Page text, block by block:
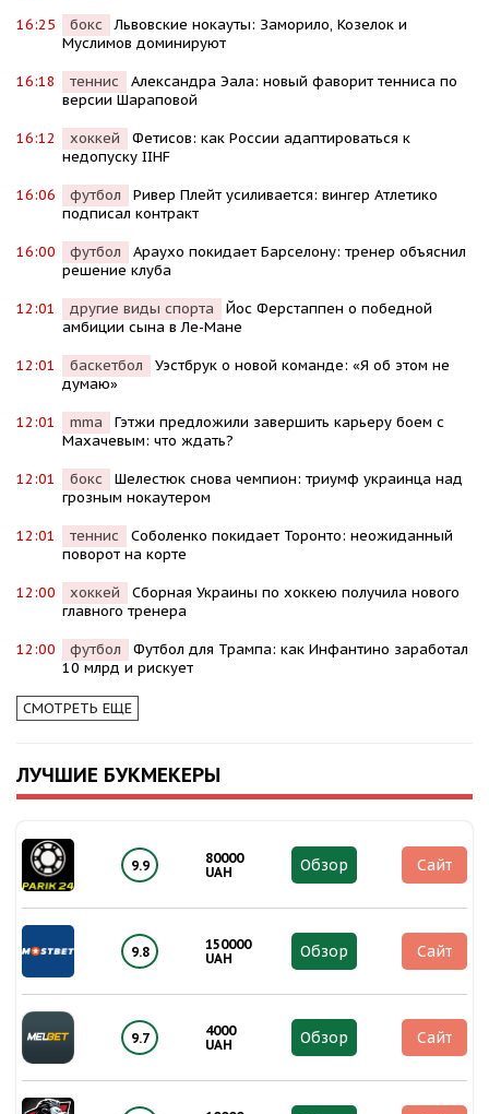
16:25 бокс
Львовские нокауты: Заморило, Козелок и
Муслимов доминируют
16:18 теннис
Александра Эала: новый фаворит тенниса по
версии Шараповой
16:12 хоккей
Фетисов: как России адаптироваться к
недопуску IIHF
16:06 футбол
Ривер Плейт усиливается: вингер Атлетико
подписал контракт
16:00 футбол
Араухо покидает Барселону: тренер объяснил
решение клуба
12:01 другие виды спорта
Йос Ферстаппен о победной
амбиции сына в Ле-Мане
12:01 баскетбол
Уэстбрук о новой команде: «Я об этом не
думаю»
12:01 mma
Гэтжи предложили завершить карьеру боем с
Махачевым: что ждать?
12:01 бокс
Шелестюк снова чемпион: триумф украинца над
грозным нокаутером
12:01 теннис
Соболенко покидает Торонто: неожиданный
поворот на корте
12:00 хоккей
Сборная Украины по хоккею получила нового
главного тренера
12:00 футбол
Футбол для Трампа: как Инфантино заработал
10 млрд и рискует
СМОТРЕТЬ ЕЩЕ
ЛУЧШИЕ БУКМЕКЕРЫ
9.9
80000
UAH
Обзор Сайт
9.8
150000
UAH
Обзор Сайт
9.7
4000
UAH
Обзор Сайт